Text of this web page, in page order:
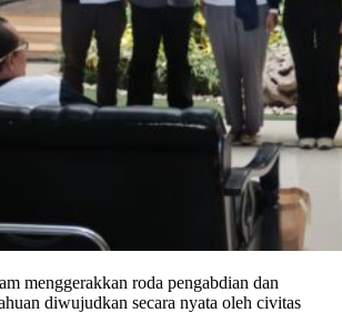
menggerakkan roda pengabdian dan
diwujudkan secara nyata oleh civitas